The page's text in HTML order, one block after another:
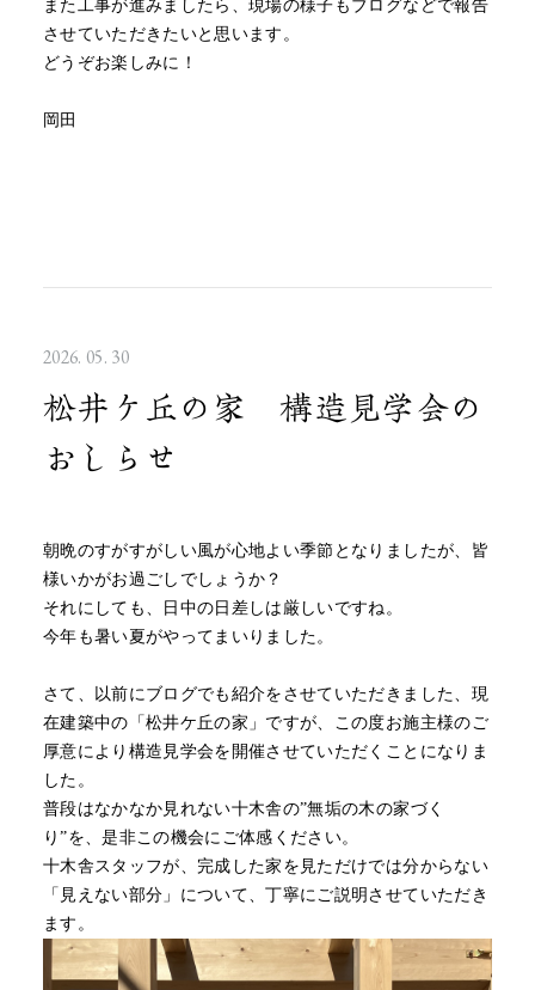
また工事が進みましたら、現場の様子もブログなどで報告
させていただきたいと思います。
どうぞお楽しみに！
岡田
2026. 05. 30
松井ケ丘の家 構造見学会の
おしらせ
朝晩のすがすがしい風が心地よい季節となりましたが、皆
様いかがお過ごしでしょうか？
それにしても、日中の日差しは厳しいですね。
今年も暑い夏がやってまいりました。
さて、以前にブログでも紹介をさせていただきました、現
在建築中の「松井ケ丘の家」ですが、この度お施主様のご
厚意により構造見学会を開催させていただくことになりま
した。
普段はなかなか見れない十木舎の”無垢の木の家づく
り”を、是非この機会にご体感ください。
十木舎スタッフが、完成した家を見ただけでは分からない
「見えない部分」について、丁寧にご説明させていただき
ます。